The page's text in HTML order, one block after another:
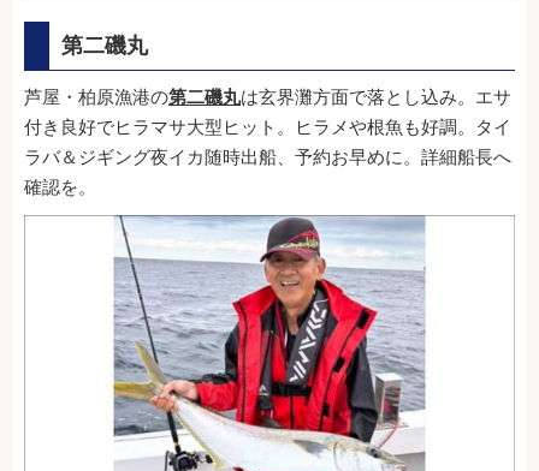
第二磯丸
芦屋・柏原漁港の第二磯丸は玄界灘方面で落とし込み。エサ
付き良好でヒラマサ大型ヒット。ヒラメや根魚も好調。タイ
ラバ＆ジギング夜イカ随時出船、予約お早めに。詳細船長へ
確認を。